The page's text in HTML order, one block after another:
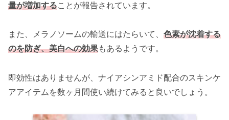
量が増加することが報告されています。
また、メラノソームの輸送にはたらいて、 色素が沈着する
のを防ぎ、美白への効果もあるようです。
即効性はありませんが、ナイアシンアミド配合のスキンケ
アアイテムを数ヶ月間使い続けてみると良いでしょう。